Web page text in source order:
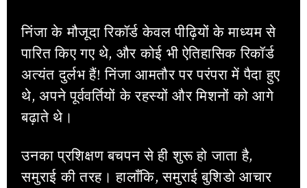
निंजा के मौजूदा रिकॉर्ड केवल पीढ़ियों के माध्यम से
पारित किए गए थे, और कोई भी ऐतिहासिक रिकॉर्ड
अत्यंत दुर्लभ हैं! निंजा आमतौर पर परंपरा में पैदा हुए
थे, अपने पूर्ववर्तियों के रहस्यों और मिशनों को आगे
बढ़ाते थे।
उनका प्रशिक्षण बचपन से ही शुरू हो जाता है,
समुराई की तरह। हालाँकि, समुराई बुशिडो आचार